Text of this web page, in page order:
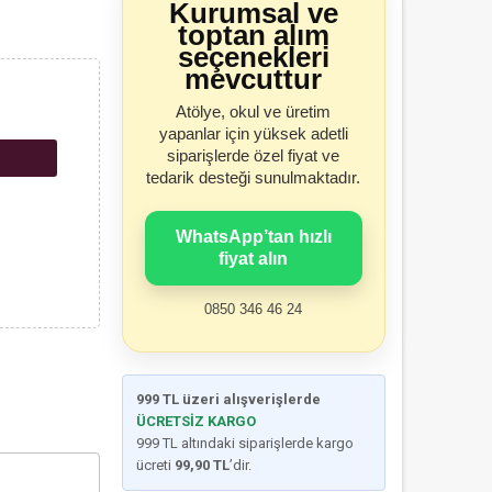
Kurumsal ve
toptan alım
seçenekleri
mevcuttur
Atölye, okul ve üretim
yapanlar için yüksek adetli
siparişlerde özel fiyat ve
tedarik desteği sunulmaktadır.
WhatsApp’tan hızlı
fiyat alın
0850 346 46 24
999 TL üzeri alışverişlerde
ÜCRETSİZ KARGO
999 TL altındaki siparişlerde kargo
ücreti 99,90 TL’dir.